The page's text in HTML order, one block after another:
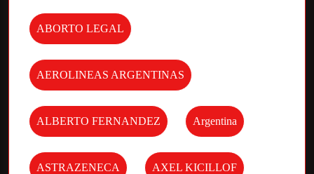
ABORTO LEGAL
AEROLINEAS ARGENTINAS
ALBERTO FERNANDEZ Argentina
ASTRAZENECA AXEL KICILLOF